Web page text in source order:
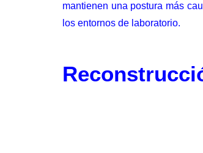
mantienen una postura más
los entornos de laboratorio.